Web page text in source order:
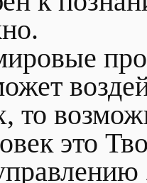
то
это